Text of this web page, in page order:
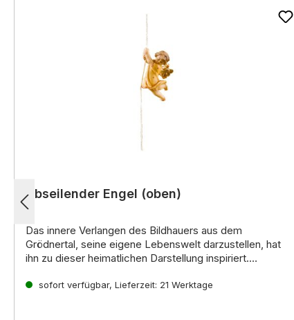
Abseilender Engel (oben)
Das innere Verlangen des Bildhauers aus dem
Grödnertal, seine eigene Lebenswelt darzustellen, hat
ihn zu dieser heimatlichen Darstellung inspiriert.
handgeschnitzten Krippenfiguren aus Holz erhalten Sie
sofort verfügbar, Lieferzeit: 21 Werktage